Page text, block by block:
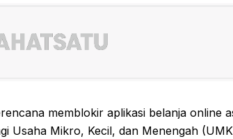
memblokir aplikasi belanja online
Usaha Mikro, Kecil, dan Menengah